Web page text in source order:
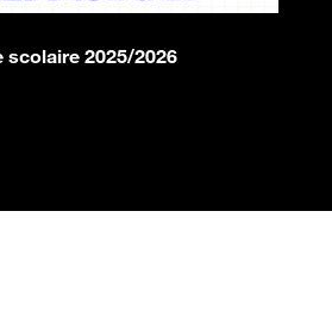
scolaire 2025/2026